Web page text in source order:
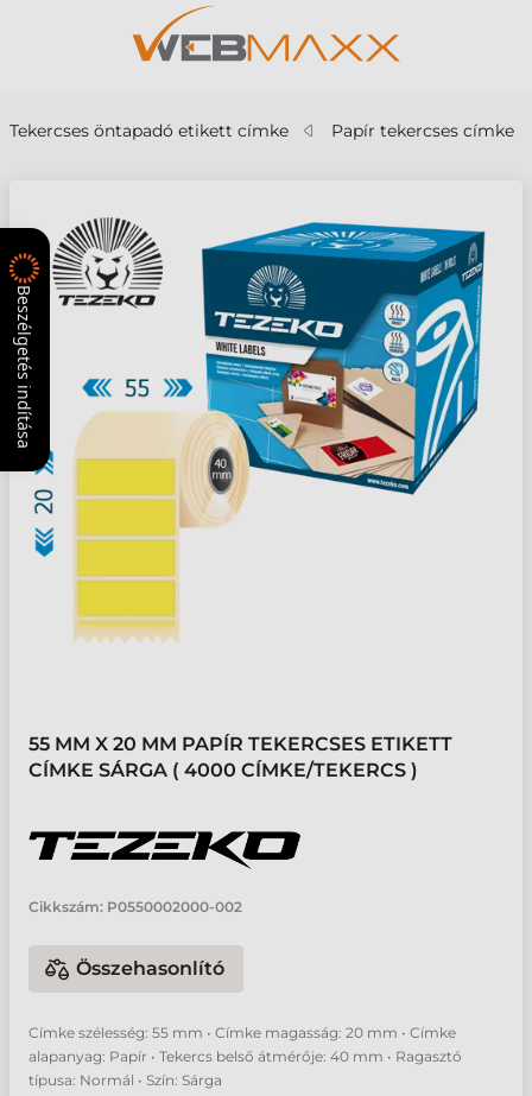
Tekercses öntapadó etikett címke Papír tekercses címke
55 MM X 20 MM PAPÍR TEKERCSES ETIKETT
CÍMKE SÁRGA ( 4000 CÍMKE/TEKERCS )
Cikkszám: P0550002000-002
Összehasonlító
Címke szélesség: 55 mm • Címke magasság: 20 mm • Címke
alapanyag: Papír • Tekercs belső átmérője: 40 mm • Ragasztó
típusa: Normál • Szín: Sárga
Beszélgetés indítása